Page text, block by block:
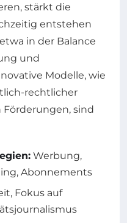
stärkt die
entstehen
in der Balance
und
Modelle, wie
rechtlicher
sind
Werbung,
Abonnements
Fokus auf